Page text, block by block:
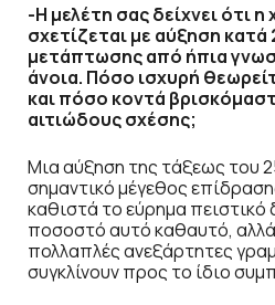
-Η μελέτη σας δείχνει ότι
σχετίζεται με αύξηση κατά
μετάπτωσης από ήπια
άνοια. Πόσο ισχυρή
και πόσο κοντά
αιτιώδους σχέσης;
Μια αύξηση της τάξεως του
σημαντικό μέγεθος
καθιστά το εύρημα πειστικό
ποσοστό αυτό καθαυτό, αλλά
πολλαπλές ανεξάρτητες
συγκλίνουν προς το ίδιο